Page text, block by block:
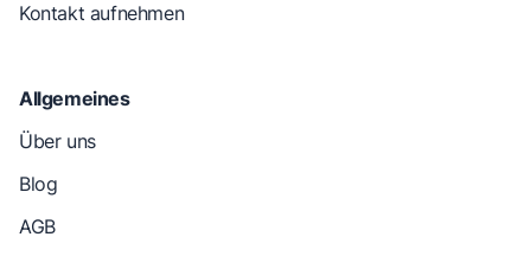
Kontakt aufnehmen
Allgemeines
Über uns
Blog
AGB